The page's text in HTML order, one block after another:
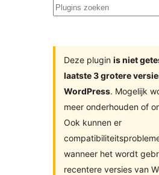
Plugins
Deze plugin is niet
laatste 3 grotere
WordPress. Mogelijk
meer onderhouden of
Ook kunnen er
wanneer het wordt
recentere versies van